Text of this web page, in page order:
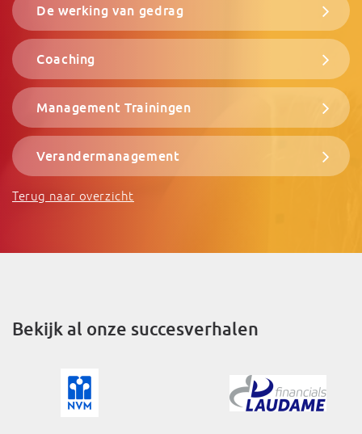
Terug naar overzicht
De werking van gedrag
Coaching
Management Trainingen
Verandermanagement
Bekijk al onze succesverhalen